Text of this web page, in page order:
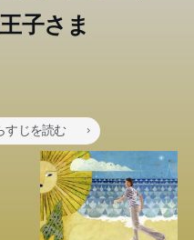
子さま
すじを読む